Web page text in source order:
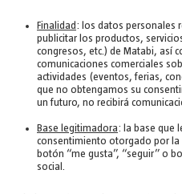
Finalidad : los datos personales
publicitar los productos,
congresos, etc.) de Matabi, así
comunicaciones comerciales
actividades (eventos, ferias,
que no obtengamos su
un futuro, no recibirá
Base legitimadora: la base que
consentimiento otorgado por la
botón “me gusta”, “seguir” o
social.